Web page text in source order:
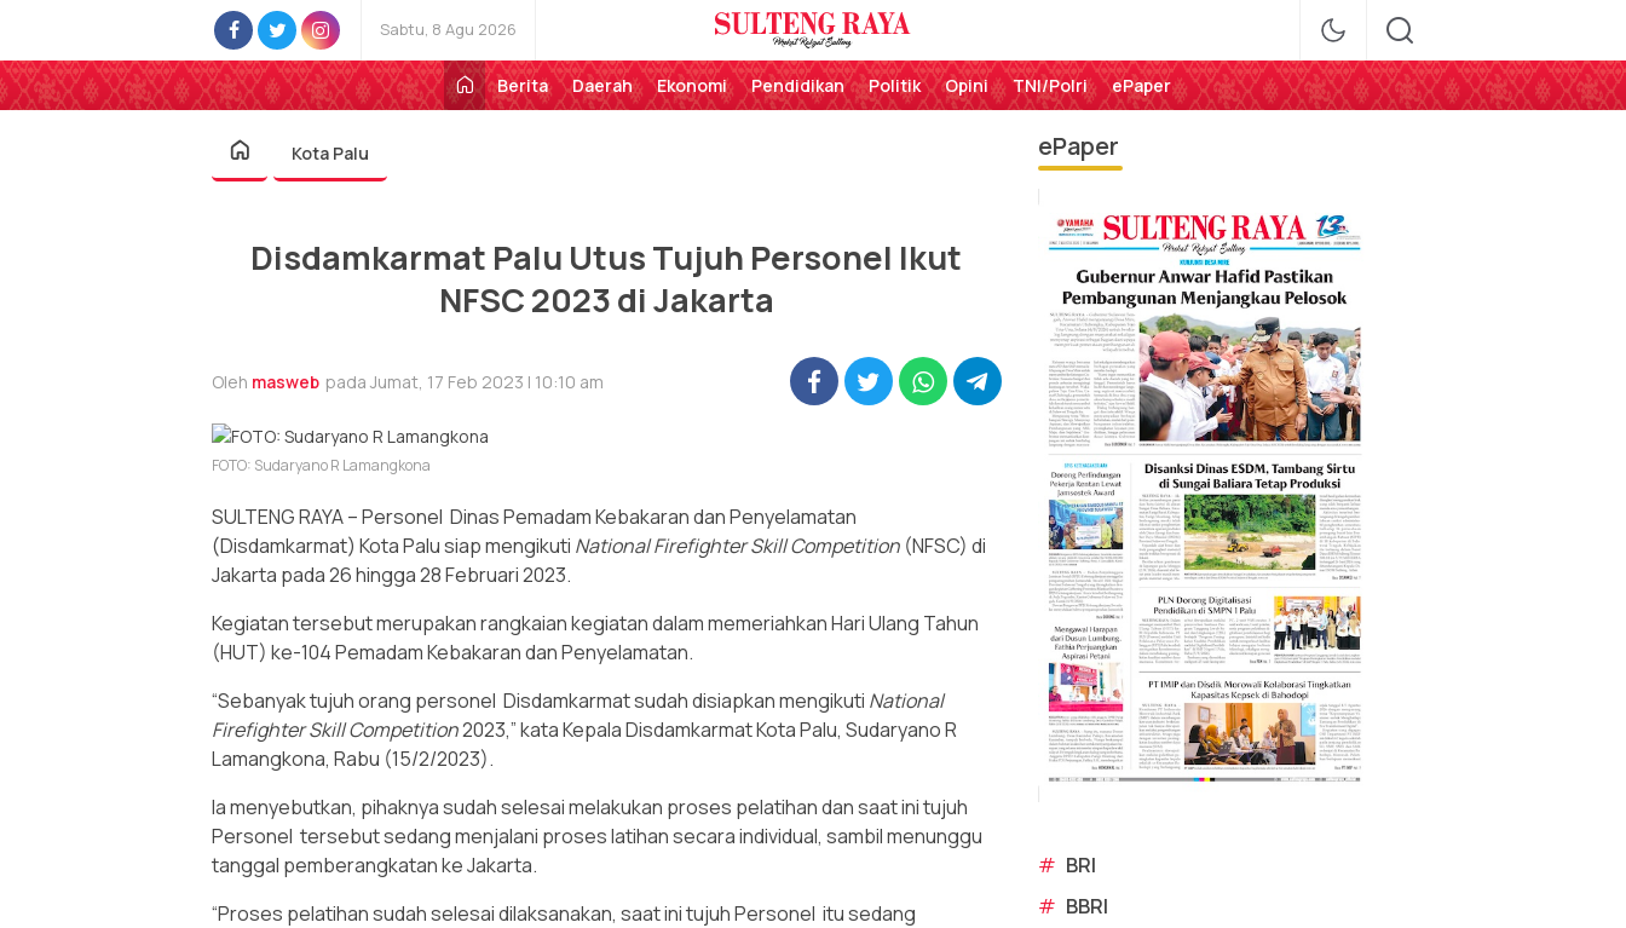
Sabtu, 8 Agu 2026
Sulteng Raya
Perekat Rakyat Sulteng
Berita
Daerah Ekonomi Pendidikan Politik Opini TNI/Polri ePaper
Kota Palu
Disdamkarmat Palu Utus Tujuh Personel Ikut
NFSC 2023 di Jakarta
Oleh masweb pada Jumat, 17 Feb 2023 | 10:10 am
FOTO: Sudaryano R Lamangkona
SULTENG RAYA – Personel Dinas Pemadam Kebakaran dan Penyelamatan
(Disdamkarmat) Kota Palu siap mengikuti National Firefighter Skill Competition (NFSC) di
Jakarta pada 26 hingga 28 Februari 2023.
Kegiatan tersebut merupakan rangkaian kegiatan dalam memeriahkan Hari Ulang Tahun
(HUT) ke-104 Pemadam Kebakaran dan Penyelamatan.
“Sebanyak tujuh orang personel Disdamkarmat sudah disiapkan mengikuti National
Firefighter Skill Competition2023,” kata Kepala Disdamkarmat Kota Palu, Sudaryano R
Lamangkona, Rabu (15/2/2023).
Ia menyebutkan, pihaknya sudah selesai melakukan proses pelatihan dan saat ini tujuh
Personel tersebut sedang menjalani proses latihan secara individual, sambil menunggu
tanggal pemberangkatan ke Jakarta.
“Proses pelatihan sudah selesai dilaksanakan, saat ini tujuh Personel itu sedang
ePaper
# BRI
# BBRI